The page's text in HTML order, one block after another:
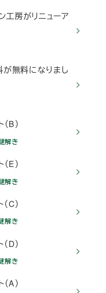
工房がリニューア
無料になりまし
B）
解き
E）
解き
C）
解き
D）
解き
A）